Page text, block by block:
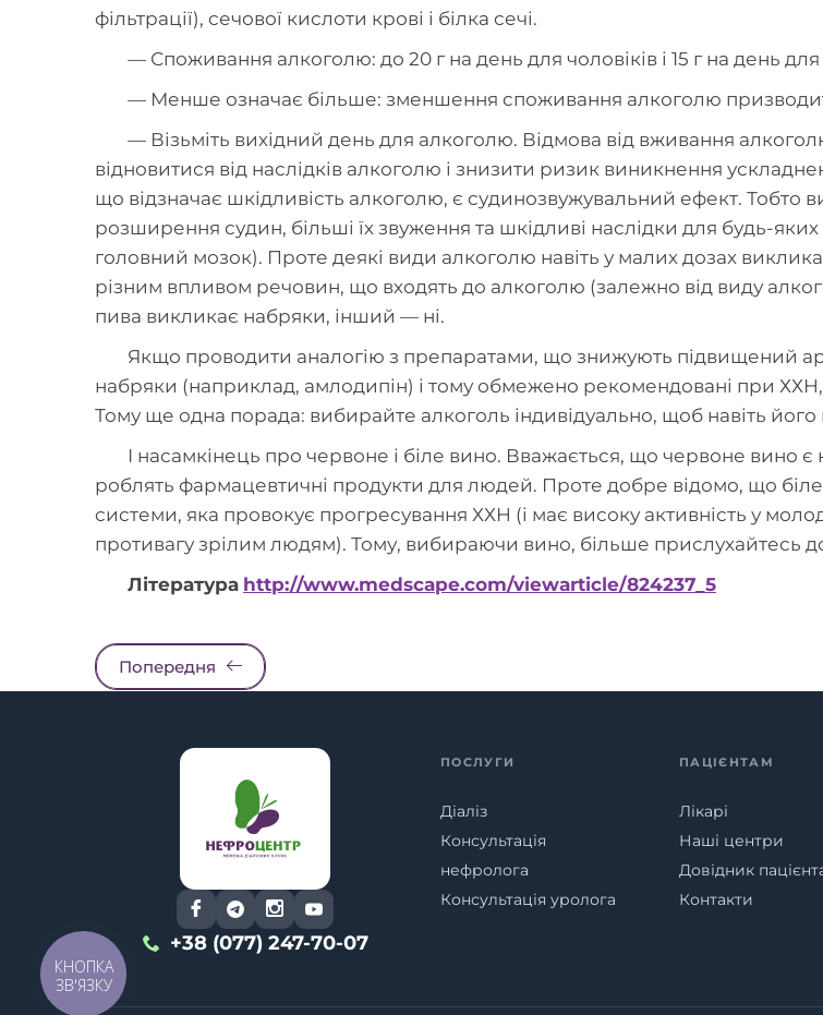
фільтрації), сечової кислоти крові і білка сечі.
— Споживання алкоголю: до 20 г на день для чоловіків і 15 г на день для
— Менше означає більше: зменшення споживання алкоголю призводить
— Візьміть вихідний день для алкоголю. Відмова від вживання
відновитися від наслідків алкоголю і знизити ризик виникнення
що відзначає шкідливість алкоголю, є судинозвужувальний ефект.
розширення судин, більші їх звуження та шкідливі наслідки для будь-
головний мозок). Проте деякі види алкоголю навіть у малих дозах
різним впливом речовин, що входять до алкоголю (залежно від виду
пива викликає набряки, інший — ні.
Якщо проводити аналогію з препаратами, що знижують підвищений
набряки (наприклад, амлодипін) і тому обмежено рекомендовані при
Тому ще одна порада: вибирайте алкоголь індивідуально, щоб навіть
І насамкінець про червоне і біле вино. Вважається, що червоне вино
роблять фармацевтичні продукти для людей. Проте добре відомо, що біле
системи, яка провокує прогресування ХХН (і має високу активність у
противагу зрілим людям). Тому, вибираючи вино, більше прислухайтесь
Література http://www.medscape.com/viewarticle/824237_5
Попередня
+38 (077) 247-70-07
ПОСЛУГИ
Діаліз
Консультація
нефролога
Консультація уролога
ПАЦІЄНТАМ
Лікарі
Наші центри
Довідник
Контакти
КНОПКА
ЗВ'ЯЗКУ